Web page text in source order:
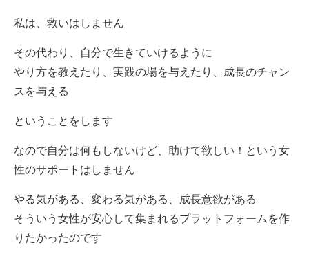
私は、救いはしません
その代わり、自分で生きていけるように
やり方を教えたり、実践の場を与えたり、成長のチャン
スを与える
ということをします
なので自分は何もしないけど、助けて欲しい！という女
性のサポートはしません
やる気がある、変わる気がある、成長意欲がある
そういう女性が安心して集まれるプラットフォームを作
りたかったのです